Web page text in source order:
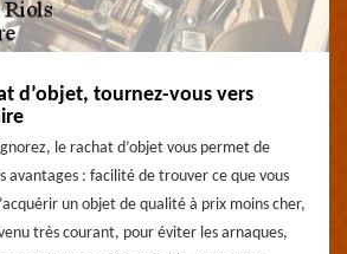
d’objet, tournez-vous vers
le rachat d’objet vous permet de
avantages : facilité de trouver ce que vous
un objet de qualité à prix moins cher,
très courant, pour éviter les arnaques,